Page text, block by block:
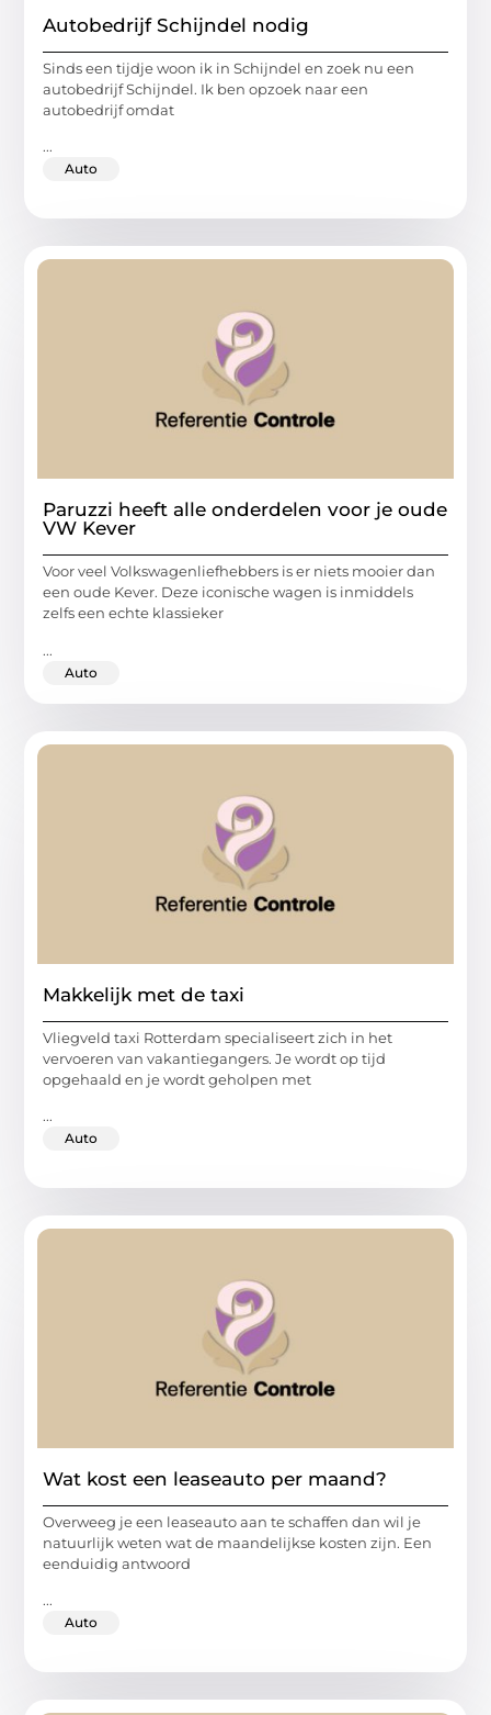
Autobedrijf Schijndel nodig
Sinds een tijdje woon ik in Schijndel en zoek nu een
autobedrijf Schijndel. Ik ben opzoek naar een
autobedrijf omdat
...
Auto
Paruzzi heeft alle onderdelen voor je oude
VW Kever
Voor veel Volkswagenliefhebbers is er niets mooier dan
een oude Kever. Deze iconische wagen is inmiddels
zelfs een echte klassieker
...
Auto
Makkelijk met de taxi
Vliegveld taxi Rotterdam specialiseert zich in het
vervoeren van vakantiegangers. Je wordt op tijd
opgehaald en je wordt geholpen met
...
Auto
Wat kost een leaseauto per maand?
Overweeg je een leaseauto aan te schaffen dan wil je
natuurlijk weten wat de maandelijkse kosten zijn. Een
eenduidig antwoord
...
Auto